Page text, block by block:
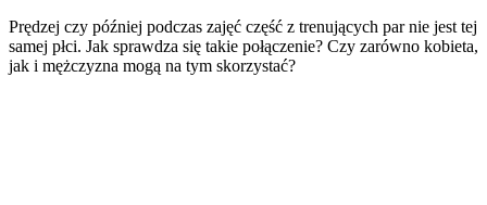
Prędzej czy później podczas zajęć część z trenujących par nie jest tej
samej płci. Jak sprawdza się takie połączenie? Czy zarówno kobieta,
jak i mężczyzna mogą na tym skorzystać?